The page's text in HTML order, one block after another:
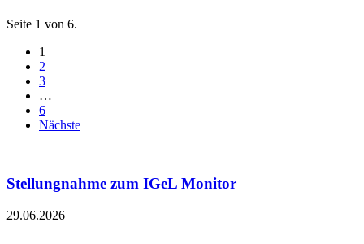
Seite 1 von 6.
1
2
3
…
6
Nächste
Stellungnahme zum IGeL Monitor
29.06.2026